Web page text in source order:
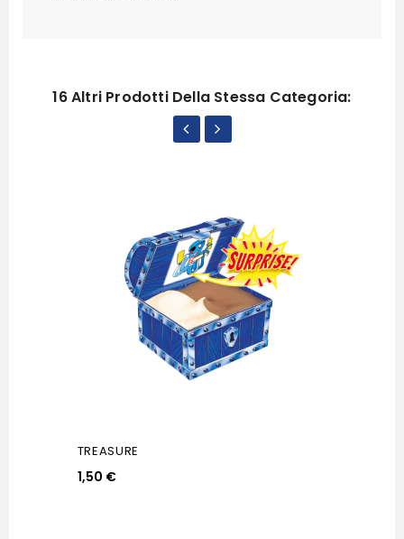
16 Altri Prodotti Della Stessa Categoria:
TREASURE
1,50 €